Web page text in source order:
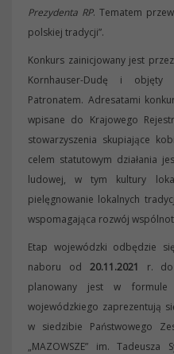
Prezydenta RP. Tematem
polskiej tradycji”.
Konkurs zainicjowany jest
Kornhauser-Dudę i objęty
Patronatem. Adresatami
wpisane do Krajowego
stowarzyszenia skupiające
celem statutowym działania
ludowej, w tym kultury
pielęgnowanie lokalnych
wspomagająca rozwój
Etap wojewódzki odbędzie
naboru od 20.11.2021 r.
planowany jest w formule
wojewódzkiego zaprezentują
w siedzibie Państwowego
„MAZOWSZE” im.